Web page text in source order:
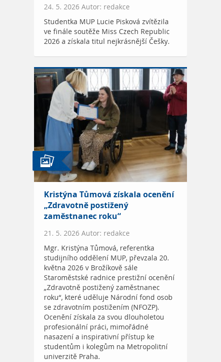
24. 5. 2026 Autor: redakce
Studentka MUP Lucie Pisková zvítězila
ve finále soutěže Miss Czech Republic
2026 a získala titul nejkrásnější Češky.
Kristýna Tůmová získala ocenění
„Zdravotně postižený
zaměstnanec roku“
21. 5. 2026 Autor: redakce
Mgr. Kristýna Tůmová, referentka
studijního oddělení MUP, převzala 20.
května 2026 v Brožíkově sále
Staroměstské radnice prestižní ocenění
„Zdravotně postižený zaměstnanec
roku“, které uděluje Národní fond osob
se zdravotním postižením (NFOZP).
Ocenění získala za svou dlouholetou
profesionální práci, mimořádné
nasazení a inspirativní přístup ke
studentům i kolegům na Metropolitní
univerzitě Praha.